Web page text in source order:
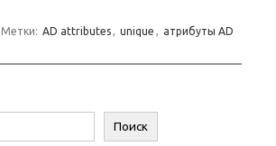
Метки: AD attributes, unique , атрибуты AD
Поиск